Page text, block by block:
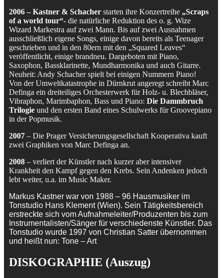
2006 – Kastner & Schacher starten ihre Konzertreihe „Scraps
of a world tour“- die natürliche Reduktion des o. g. Wize
Wizard Markestra auf zwei Mann. Bis auf zwei Ausnahmen
ausschließlich eigene Songs, einige davon bereits als Teenager
geschrieben und in den 80ern mit den „Squared Leaves“
veröffentlicht, einige brandneu. Dargeboten mit Piano,
Saxophon, Bassklarinette, Mundharmonika und auch Gitarre.
Neuheit: Andy Schacher spielt bei einigen Nummern Piano!
Von der Umweltkatastrophe in Dürnkrut angeregt schreibt Marc
Definga ein dreiteiliges Orchesterwerk für Holz- u. Blechbläser,
Vibraphon, Marimbaphon, Bass und Piano: Die Dammbruch
Trilogie und den ersten Band eines Schulwerks für Groovepiano
in der Popmusik.
2007 – Die Prager Versicherungsgesellschaft Kooperativa kauft
zwei Graphiken von Marc Definga an.
2008 – verliert der Künstler nach kurzer aber intensiver
Krankheit den Kampf gegen den Krebs. Sein Andenken jedoch
lebt weiter, u.a. im Music Maker.
Markus Kastner war von 1988 – 96 Hausmusiker im
Tonstudio Hans Klement (Wien). Sein Tätigkeitsbereich
erstreckte sich vom Aufnahmeleiter/Produzenten bis zum
Instrumentalisten/Sänger für verschiedenste Künstler. Das
Tonstudio wurde 1997 von Christian Satter übernommen
und heißt nun: Tone – Art
DISKOGRAPHIE (Auszug)